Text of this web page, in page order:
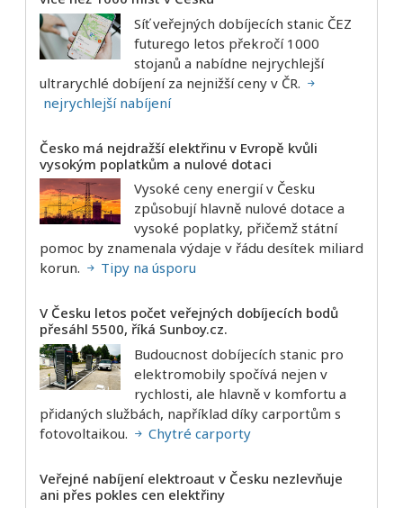
Síť veřejných dobíjecích stanic ČEZ
futurego letos překročí 1000
stojanů a nabídne nejrychlejší
ultrarychlé dobíjení za nejnižší ceny v ČR.
nejrychlejší nabíjení
Česko má nejdražší elektřinu v Evropě kvůli
vysokým poplatkům a nulové dotaci
Vysoké ceny energií v Česku
způsobují hlavně nulové dotace a
vysoké poplatky, přičemž státní
pomoc by znamenala výdaje v řádu desítek miliard
korun.
Tipy na úsporu
V Česku letos počet veřejných dobíjecích bodů
přesáhl 5500, říká Sunboy.cz.
Budoucnost dobíjecích stanic pro
elektromobily spočívá nejen v
rychlosti, ale hlavně v komfortu a
přidaných službách, například díky carportům s
fotovoltaikou.
Chytré carporty
Veřejné nabíjení elektroaut v Česku nezlevňuje
ani přes pokles cen elektřiny